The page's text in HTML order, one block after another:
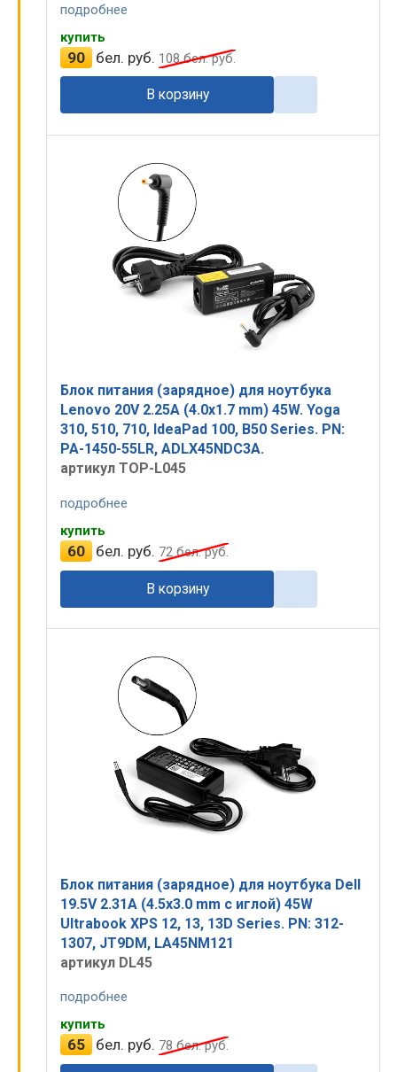
подробнее
купить
90 бел. руб. 108бел. руб.
В корзину
Блок питания (зарядное) для ноутбука
Lenovo 20V 2.25A (4.0x1.7 mm) 45W. Yoga
310, 510, 710, IdeaPad 100, B50 Series. PN:
PA-1450-55LR, ADLX45NDC3A.
артикул TOP-L045
подробнее
купить
60 бел. руб. 72бел. руб.
В корзину
Блок питания (зарядное) для ноутбука Dell
19.5V 2.31A (4.5x3.0 mm c иглой) 45W
Ultrabook XPS 12, 13, 13D Series. PN: 312-
1307, JT9DM, LA45NM121
артикул DL45
подробнее
купить
65 бел. руб. 78бел. руб.